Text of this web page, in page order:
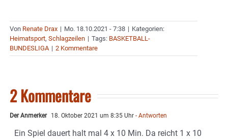
Von Renate Drax | Mo. 18.10.2021 - 7:38 | Kategorien:
Heimatsport, Schlagzeilen | Tags: BASKETBALL-
BUNDESLIGA | 2 Kommentare
2 Kommentare
Der Anmerker 18. Oktober 2021 um 8:35 Uhr - Antworten
Ein Spiel dauert halt mal 4 x 10 Min. Da reicht 1 x 10